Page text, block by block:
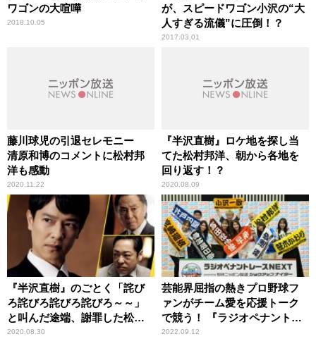
ワゴンの大喧嘩
2018.10.05
が、スピードワゴン小沢の“大
人すぎる流儀”に圧倒！？
2017.03.01
藤川球児の引退セレモニー
清原和博のコメントに松村邦
洋も感動
2020.11.22
『半沢直樹』ロケ地を探し当
てた松村邦洋、朝から各地を
回り返す！？
2020.08.09
『半沢直樹』のごとく「詫び
ろ詫びろ詫びろ詫びろ～～」
と叫んだ途端、謝罪した松村
邦洋
2020.08.30
芸能界屈指の熱きプロ野球フ
ァンがチーム愛を応援トーク
で競う！ 『ラジオペナントレ
ース』特番放送大好評を受け
2022.09.12